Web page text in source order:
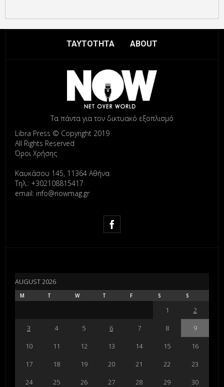
ΤΑΥΤΟΤΗΤΑ ABOUT
Τα πάντα για τον δικτυακό εξοπλισμό
Libra Press © Copyright 2019
All Rights Reserved
Όροι Χρήσης
Καυκάσου 145, 11364 Αθήνα
Τηλ.: +302108815417
email: info@nowmag.gr
AUGUST 2026
M T W T F S S
1
2
3
4 5 6 7 8
9
10
11 12 13 14 15
16
17
18 19 20 21 22
23
24
25 26 27 28 29 30